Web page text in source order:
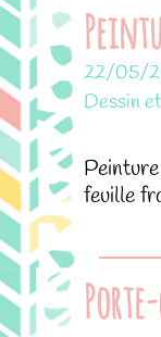
22/05/
Dessin
feuille